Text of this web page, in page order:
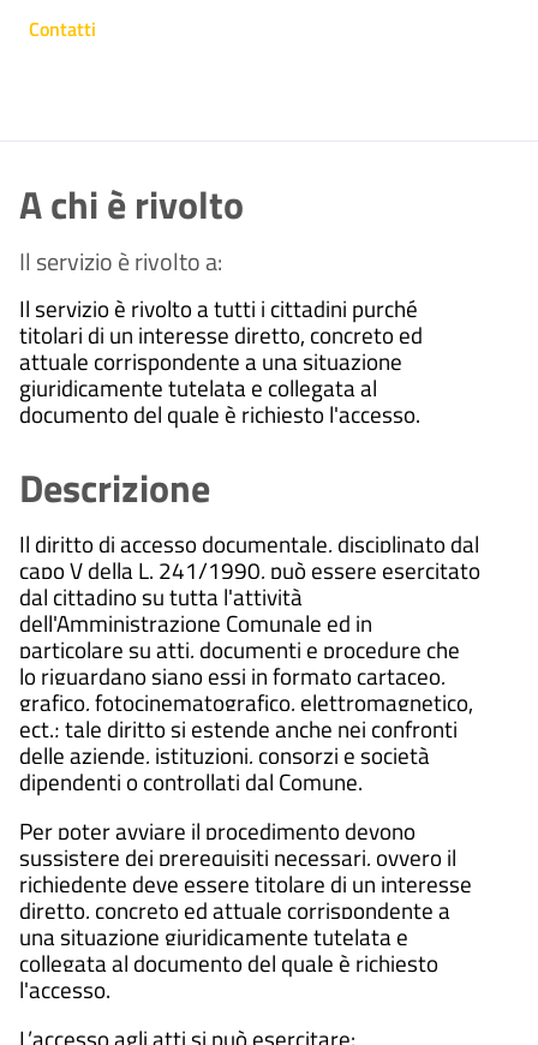
Contatti
A chi è rivolto
Il servizio è rivolto a:
Il servizio è rivolto a tutti i cittadini purché
titolari di un interesse diretto, concreto ed
attuale corrispondente a una situazione
giuridicamente tutelata e collegata al
documento del quale è richiesto l'accesso.
Descrizione
Il diritto di accesso documentale, disciplinato dal
capo V della L. 241/1990, può essere esercitato
dal cittadino su tutta l'attività
dell'Amministrazione Comunale ed in
particolare su atti, documenti e procedure che
lo riguardano siano essi in formato cartaceo,
grafico, fotocinematografico, elettromagnetico,
ect.; tale diritto si estende anche nei confronti
delle aziende, istituzioni, consorzi e società
dipendenti o controllati dal Comune.
Per poter avviare il procedimento devono
sussistere dei prerequisiti necessari, ovvero il
richiedente deve essere titolare di un interesse
diretto, concreto ed attuale corrispondente a
una situazione giuridicamente tutelata e
collegata al documento del quale è richiesto
l'accesso.